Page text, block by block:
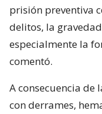
prisión preventiva
delitos, la
especialmente la
comentó.
A consecuencia de
con derrames,